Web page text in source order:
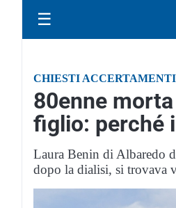
☰
CHIESTI ACCERTAMENTI
80enne
figlio: perché
Laura Benin di Albaredo
dopo la dialisi, si trovava